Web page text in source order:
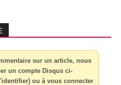
sur un article, nous
un compte Disqus ci-
ou à vous connecter